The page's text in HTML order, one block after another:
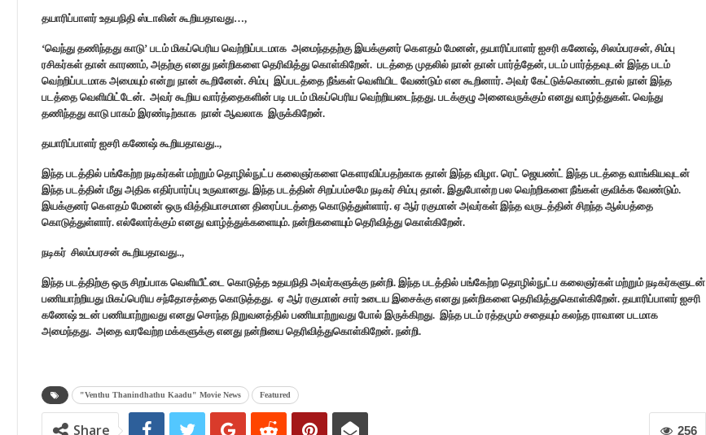
தயாரிப்பாளர் உதயநிதி ஸ்டாலின் கூறியதாவது…,
‘வெந்து தணிந்தது காடு’ படம் மிகப்பெரிய வெற்றிப்படமாக அமைந்ததற்கு இயக்குனர் கௌதம் மேனன், தயாரிப்பாளர் ஐசரி கணேஷ், சிலம்பரசன், சிம்பு
ரசிகர்கள் தான் காரணம், அதற்கு எனது நன்றிகளை தெரிவித்து கொள்கிறேன். படத்தை முதலில் நான் தான் பார்த்தேன், படம் பார்த்தவுடன் இந்த படம்
வெற்றிப்படமாக அமையும் என்று நான் கூறினேன். சிம்பு இப்படத்தை நீங்கள் வெளியிட வேண்டும் என கூறினார். அவர் கேட்டுக்கொண்டதால் நான் இந்த
படத்தை வெளியிட்டேன். அவர் கூறிய வார்த்தைகளின் படி படம் மிகப்பெரிய வெற்றியடைந்தது. படக்குழு அனைவருக்கும் எனது வாழ்த்துகள். வெந்து
தணிந்தது காடு பாகம் இரண்டிற்காக நான் ஆவலாக இருக்கிறேன்.
தயாரிப்பாளர் ஐசரி கணேஷ் கூறியதாவது..,
இந்த படத்தில் பங்கேற்ற நடிகர்கள் மற்றும் தொழில்நுட்ப கலைஞர்களை கௌரவிப்பதற்காக தான் இந்த விழா. ரெட் ஜெயண்ட் இந்த படத்தை வாங்கியவுடன்
இந்த படத்தின் மீது அதிக எதிர்பார்ப்பு உருவானது. இந்த படத்தின் சிறப்பம்சமே நடிகர் சிம்பு தான். இதுபோன்ற பல வெற்றிகளை நீங்கள் குவிக்க வேண்டும்.
இயக்குனர் கௌதம் மேனன் ஒரு வித்தியாசமான திரைப்படத்தை கொடுத்துள்ளார். ஏ ஆர் ரகுமான் அவர்கள் இந்த வருடத்தின் சிறந்த ஆல்பத்தை
கொடுத்துள்ளார். எல்லோர்க்கும் எனது வாழ்த்துக்களையும். நன்றிகளையும் தெரிவித்து கொள்கிறேன்.
நடிகர் சிலம்பரசன் கூறியதாவது..,
இந்த படத்திற்கு ஒரு சிறப்பாக வெளியீட்டை கொடுத்த உதயநிதி அவர்களுக்கு நன்றி. இந்த படத்தில் பங்கேற்ற தொழில்நுட்ப கலைஞர்கள் மற்றும் நடிகர்களுடன்
பணியாற்றியது மிகப்பெரிய சந்தோசத்தை கொடுத்தது. ஏ ஆர் ரகுமான் சார் உடைய இசைக்கு எனது நன்றிகளை தெரிவித்துகொள்கிறேன். தயாரிப்பாளர் ஐசரி
கணேஷ் உடன் பணியாற்றுவது எனது சொந்த நிறுவனத்தில் பணியாற்றுவது போல் இருக்கிறது. இந்த படம் ரத்தமும் சதையும் கலந்த ராவான படமாக
அமைந்தது. அதை வரவேற்ற மக்களுக்கு எனது நன்றியை தெரிவித்துகொள்கிறேன். நன்றி.
"Venthu Thanindhathu Kaadu" Movie News Featured
256
Share